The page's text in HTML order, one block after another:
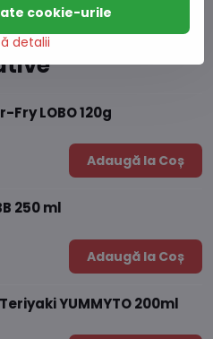
Fry LOBO 120g
Adaugă la Coș
250 ml
Adaugă la Coș
YUMMYTO 200ml
detalii
cookie-urile